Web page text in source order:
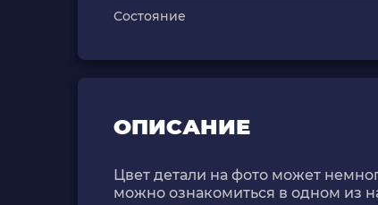
Состояние
ОПИСАНИЕ
Цвет детали на фото может
можно ознакомиться в одном из